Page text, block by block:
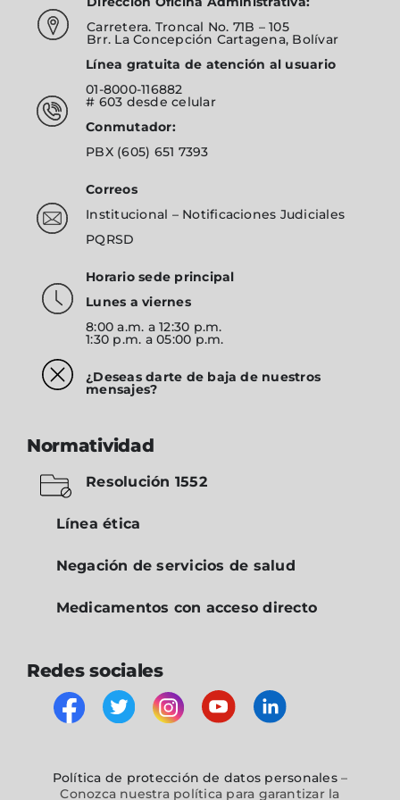
Carretera. Troncal No. 71B – 105
Brr. La Concepción Cartagena, Bolívar
Línea gratuita de atención al usuario
01-8000-116882
# 603 desde celular
Conmutador:
PBX (605) 651 7393
Correos
Institucional – Notificaciones Judiciales
PQRSD
Horario sede principal
Lunes a viernes
8:00 a.m. a 12:30 p.m.
1:30 p.m. a 05:00 p.m.
¿Deseas darte de baja de nuestros
mensajes?
Normatividad
Resolución 1552
Línea ética
Negación de servicios de salud
Medicamentos con acceso directo
Redes sociales
Política de protección de datos personales–
Conozca nuestra política para garantizar la